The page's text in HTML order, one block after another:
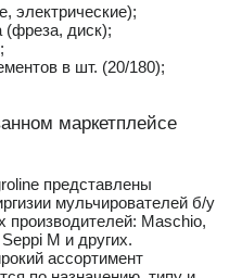
электрические);
(фреза, диск);
в шт. (20/180);
маркетплейсе
представлены
мульчирователей б/у
производителей: Maschio,
M и других.
ассортимент